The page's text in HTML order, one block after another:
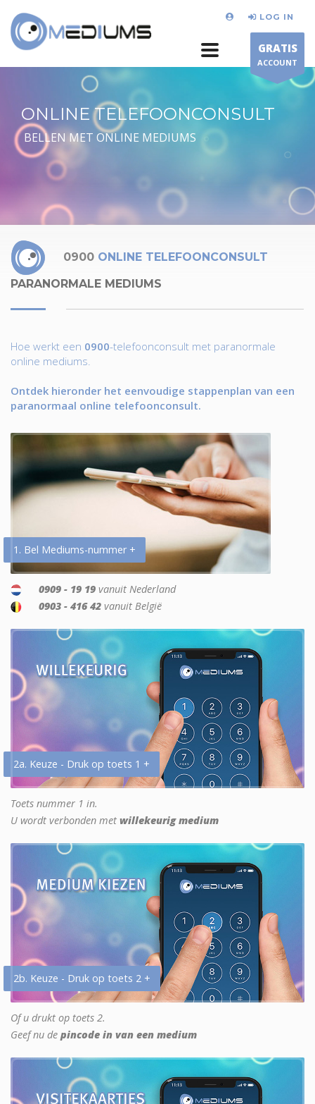
LOG IN
GRATIS
ACCOUNT
ONLINE TELEFOONCONSULT
BELLEN MET ONLINE MEDIUMS
0900 ONLINE TELEFOONCONSULT
PARANORMALE MEDIUMS
Hoe werkt een 0900-telefoonconsult met paranormale
online mediums.
Ontdek hieronder het eenvoudige stappenplan van een
paranormaal online telefoonconsult.
1. Bel Mediums-nummer +
0909 - 19 19 vanuit Nederland
0903 - 416 42 vanuit België
2a. Keuze - Druk op toets 1 +
Toets nummer 1 in.
U wordt verbonden met willekeurig medium
2b. Keuze - Druk op toets 2 +
Of u drukt op toets 2.
Geef nu de pincode in van een medium